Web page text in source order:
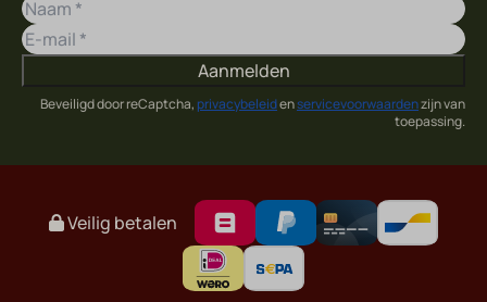
Aanmelden
Beveiligd door reCaptcha, privacybeleidenservicevoorwaardenzijn van
toepassing.
Veilig betalen